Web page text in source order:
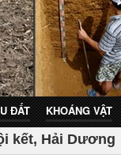
ĐẤT KHOÁNG VẬT
kết, Hải Dương